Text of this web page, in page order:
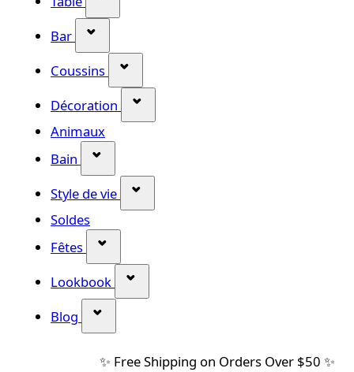
Bar
Coussins
Décoration
Animaux
Bain
Style de vie
Soldes
Fêtes
Lookbook
Blog
✨ Free Shipping on Orders Over $50 ✨